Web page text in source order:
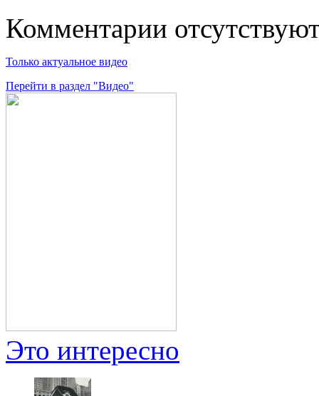
Комментарии
Только актуальное видео
Перейти в раздел "Видео"
Это интересно